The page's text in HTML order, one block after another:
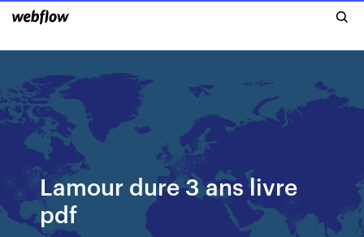
Lamour dure 3 ans livre
pdf